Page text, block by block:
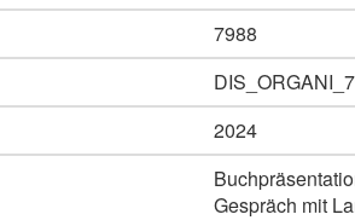
7988
2024
Gespräch mit